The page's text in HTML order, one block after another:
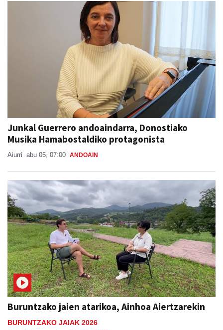
Junkal Guerrero andoaindarra, Donostiako
Musika Hamabostaldiko protagonista
Aiurri abu 05, 07:00 ANDOAIN
Buruntzako jaien atarikoa, Ainhoa Aiertzarekin
BURUNTZAKO JAIAK 2026